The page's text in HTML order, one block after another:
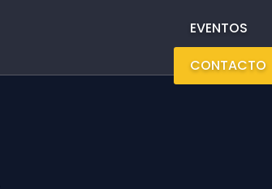
Menus
EVENTOS
CONTACTO